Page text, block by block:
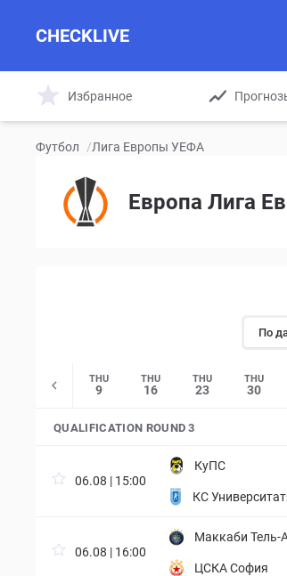
CHECKLIVE
Избранное
Футбол /Лига Европы УЕФА
Европа Лига
По
THU
9
THU
16
THU
23
THU
30
QUALIFICATION ROUND 3
06.08 | 15:00
КуПС
КС
06.08 | 16:00
Маккаби Тель-
ЦСКА София